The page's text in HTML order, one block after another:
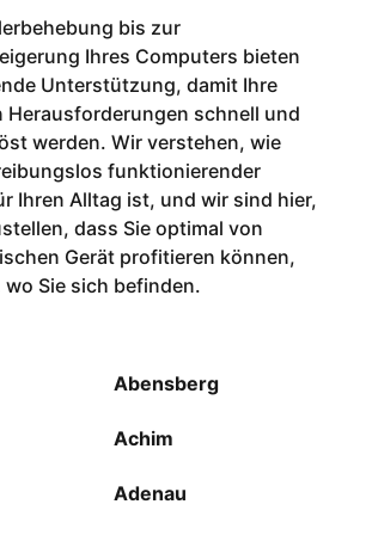
bis zur
Ihres Computers bieten
Unterstützung, damit Ihre
Herausforderungen schnell und
werden. Wir verstehen, wie
funktionierender
Ihren Alltag ist, und wir sind hier,
dass Sie optimal von
Gerät profitieren können,
Sie sich befinden.
Abensberg
Achim
Adenau